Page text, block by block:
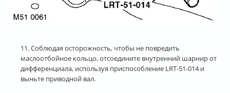
11. Соблюдая осторожность, чтобы не повредить
маслоотбойное кольцо, отсоедините внутренний шарнир от
дифференциала, используя приспособление LRT-51-014 и
выньте приводной вал.